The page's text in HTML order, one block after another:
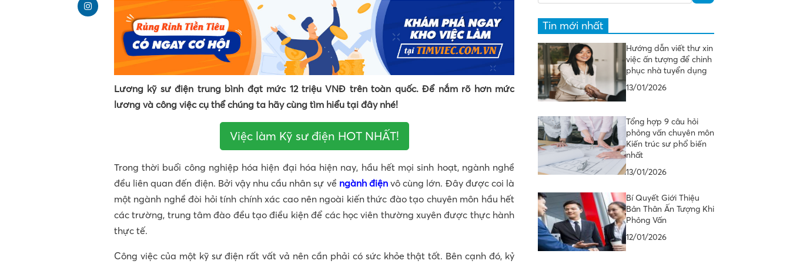
Lương kỹ sư điện trung bình đạt mức 12 triệu VNĐ trên toàn quốc. Để nắm rõ hơn mức
lương và công việc cụ thể chúng ta hãy cùng tìm hiểu tại đây nhé!
Việc làm Kỹ sư điện HOT NHẤT!
Trong thời buổi công nghiệp hóa hiện đại hóa hiện nay, hầu hết mọi sinh hoạt, ngành nghề
đều liên quan đến điện. Bởi vậy nhu cầu nhân sự về ngành điệnvô cùng lớn. Đây được coi là
một ngành nghề đòi hỏi tính chính xác cao nên ngoài kiến thức đào tạo chuyên môn hầu hết
các trường, trung tâm đào đều tạo điều kiện để các học viên thường xuyên được thực hành
thực tế.
Công việc của một kỹ sư điện rất vất vả nên cần phải có sức khỏe thật tốt. Bên cạnh đó, kỷ
Tin mới nhất
Hướng dẫn viết thư xin
việc ấn tượng để chinh
phục nhà tuyển dụng
13/01/2026
Tổng hợp 9 câu hỏi
phỏng vấn chuyên môn
Kiến trúc sư phổ biến
nhất
13/01/2026
Bí Quyết Giới Thiệu
Bản Thân Ấn Tượng Khi
Phỏng Vấn
12/01/2026